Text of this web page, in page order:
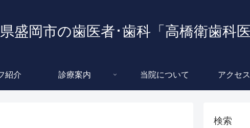
盛岡市の歯医者･歯科「高橋衛歯科医
紹介 診療案内 当院について アクセ
検索